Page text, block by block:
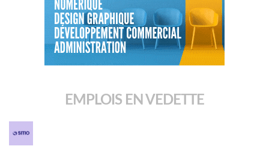
EMPLOIS EN VEDETTE